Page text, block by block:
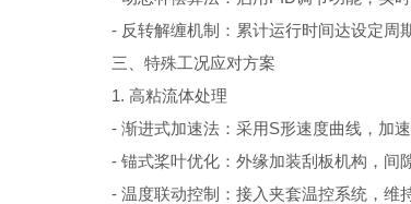
- 反转解缠机制：累计运行时间达设定周期
三、特殊工况应对方案
1. 高粘流体处理
- 渐进式加速法：采用S形速度曲线，加速
- 锚式桨叶优化：外缘加装刮板机构，间隙
- 温度联动控制：接入夹套温控系统，维